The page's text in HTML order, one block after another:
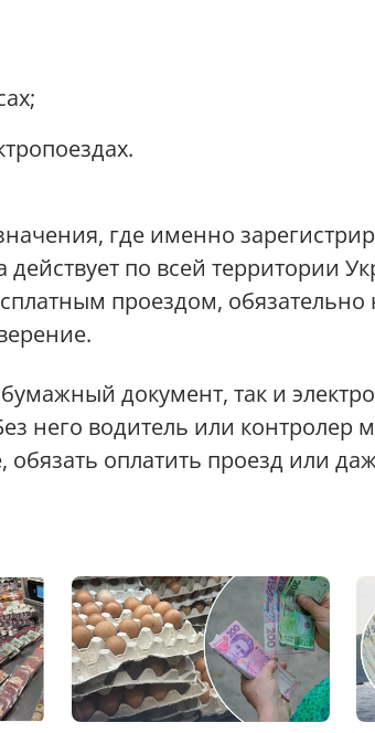
где именно
по всей территории
проездом,
документ, так и
него водитель или контролер
обязать оплатить проезд или